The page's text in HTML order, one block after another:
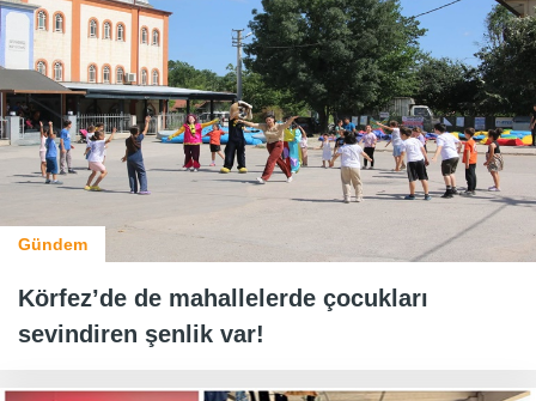
Gündem
Körfez’de de mahallelerde çocukları
sevindiren şenlik var!